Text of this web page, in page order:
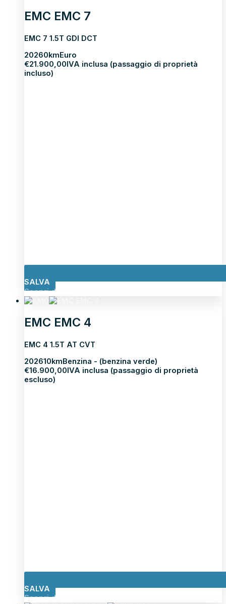
EMC EMC 7
EMC 7 1.5T GDI DCT
20260kmEuro
€21.900,00IVA inclusa (passaggio di proprietà
incluso)
SALVA
Scopri di più
EMC EMC 4
EMC 4 1.5T AT CVT
202610kmBenzina - (benzina verde)
€16.900,00IVA inclusa (passaggio di proprietà
escluso)
SALVA
Scopri di più